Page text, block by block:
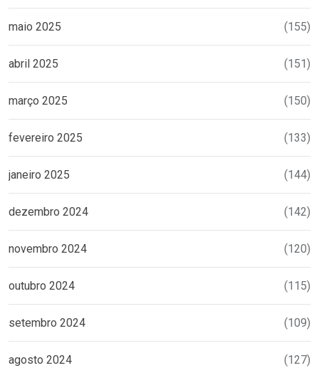
maio 2025 (155)
abril 2025 (151)
março 2025 (150)
fevereiro 2025 (133)
janeiro 2025 (144)
dezembro 2024 (142)
novembro 2024 (120)
outubro 2024 (115)
setembro 2024 (109)
agosto 2024 (127)